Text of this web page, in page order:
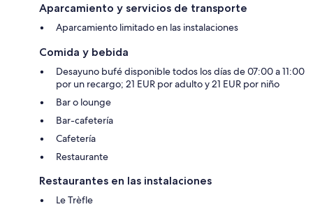
Aparcamiento y servicios de transporte
Aparcamiento limitado en las instalaciones
Comida y bebida
Desayuno bufé disponible todos los días de 07:00 a 11:00
por un recargo; 21 EUR por adulto y 21 EUR por niño
Bar o lounge
Bar-cafetería
Cafetería
Restaurante
Restaurantes en las instalaciones
Le Trèfle